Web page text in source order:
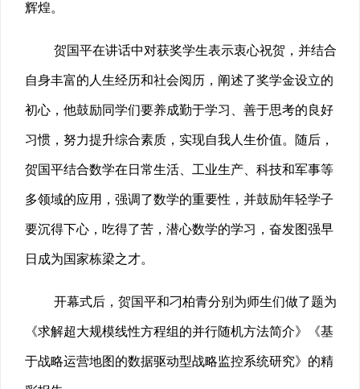
辉煌。
贺国平在讲话中对获奖学生表示衷心祝贺，并结合
自身丰富的人生经历和社会阅历，阐述了奖学金设立的
初心，他鼓励同学们要养成勤于学习、善于思考的良好
习惯，努力提升综合素质，实现自我人生价值。随后，
贺国平结合数学在日常生活、工业生产、科技和军事等
多领域的应用，强调了数学的重要性，并鼓励年轻学子
要沉得下心，吃得了苦，潜心数学的学习，奋发图强早
日成为国家栋梁之才。
开幕式后，贺国平和刁柏青分别为师生们做了题为
《求解超大规模线性方程组的并行随机方法简介》《基
于战略运营地图的数据驱动型战略监控系统研究》的精